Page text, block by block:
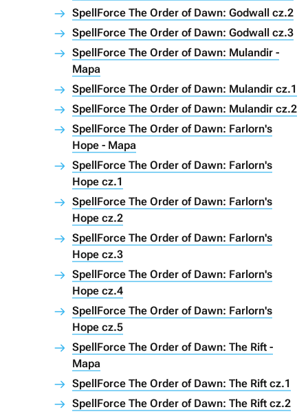
SpellForce The Order of Dawn: Godwall cz.2
SpellForce The Order of Dawn: Godwall cz.3
SpellForce The Order of Dawn: Mulandir -
Mapa
SpellForce The Order of Dawn: Mulandir cz.1
SpellForce The Order of Dawn: Mulandir cz.2
SpellForce The Order of Dawn: Farlorn's
Hope - Mapa
SpellForce The Order of Dawn: Farlorn's
Hope cz.1
SpellForce The Order of Dawn: Farlorn's
Hope cz.2
SpellForce The Order of Dawn: Farlorn's
Hope cz.3
SpellForce The Order of Dawn: Farlorn's
Hope cz.4
SpellForce The Order of Dawn: Farlorn's
Hope cz.5
SpellForce The Order of Dawn: The Rift -
Mapa
SpellForce The Order of Dawn: The Rift cz.1
SpellForce The Order of Dawn: The Rift cz.2